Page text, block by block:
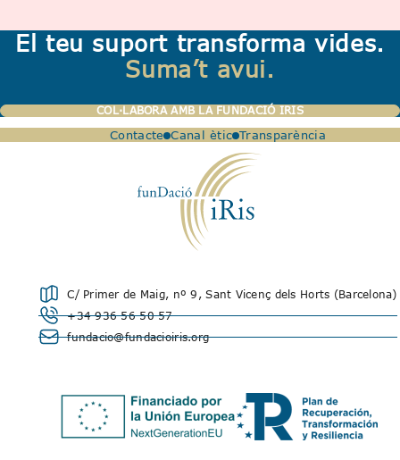
El teu suport transforma vides.
Suma’t avui.
COL·LABORA AMB LA FUNDACIÓ IRIS
Contacte Canal ètic Transparència
C/ Primer de Maig, nº 9, Sant Vicenç dels Horts (Barcelona)
+34 936 56 50 57
fundacio@fundacioiris.org